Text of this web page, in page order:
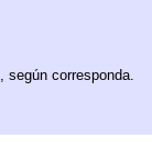
corresponda.